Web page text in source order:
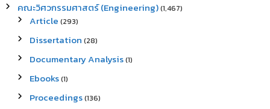
คณะวิศวกรรมศาสตร์ (Engineering)(1,467)
Article (293)
Dissertation (28)
Documentary Analysis(1)
Ebooks(1)
Proceedings(136)